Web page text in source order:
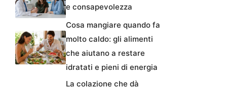
e consapevolezza
Cosa mangiare quando fa
molto caldo: gli alimenti
che aiutano a restare
idratati e pieni di energia
La colazione che dà